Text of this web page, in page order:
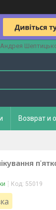
Возврат и
Код: 55019